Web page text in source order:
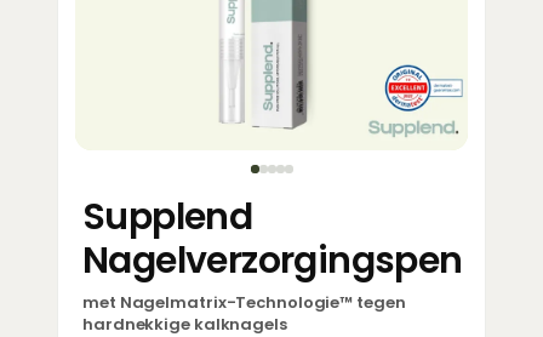
Supplend
Nagelverzorgingspen
met Nagelmatrix-Technologie™ tegen
hardnekkige kalknagels